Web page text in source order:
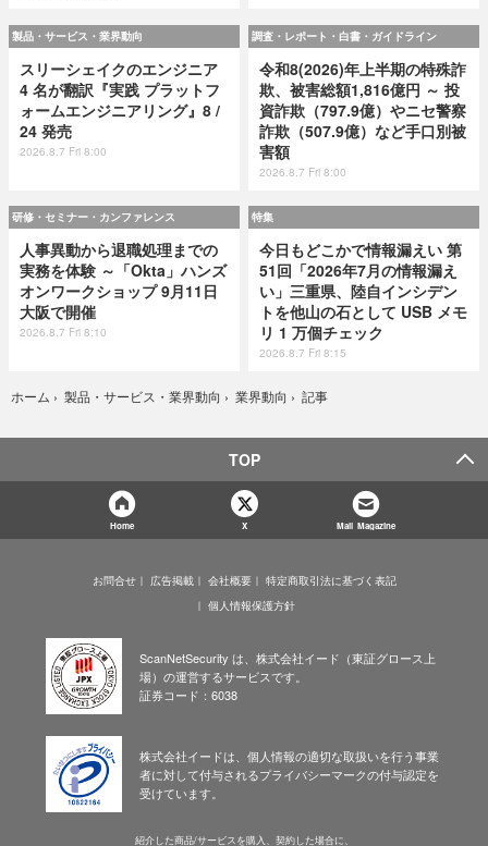
製品・サービス・業界動向
スリーシェイクのエンジニア
4 名が翻訳『実践 プラットフ
ォームエンジニアリング』8 /
24 発売
2026.8.7 Fri 8:00
調査・レポート・白書・ガイドライン
令和8(2026)年上半期の特殊詐
欺、被害総額1,816億円 ～ 投
資詐欺（797.9億）やニセ警察
詐欺（507.9億）など手口別被
害額
2026.8.7 Fri 8:00
研修・セミナー・カンファレンス
人事異動から退職処理までの
実務を体験 ～「Okta」ハンズ
オンワークショップ 9月11日
大阪で開催
2026.8.7 Fri 8:10
特集
今日もどこかで情報漏えい 第
51回「2026年7月の情報漏え
い」三重県、陸自インシデン
トを他山の石として USB メモ
リ 1 万個チェック
2026.8.7 Fri 8:15
ホーム › 製品・サービス・業界動向 › 業界動向 › 記事
TOP
Home X Mail Magazine
お問合せ 広告掲載 会社概要
特定商取引法に基づく表記
個人情報保護方針
ScanNetSecurity は、株式会社イード（東証グロース上
場）の運営するサービスです。
証券コード：6038
株式会社イードは、個人情報の適切な取扱いを行う事業
者に対して付与されるプライバシーマークの付与認定を
受けています。
紹介した商品/サービスを購入、契約した場合に、